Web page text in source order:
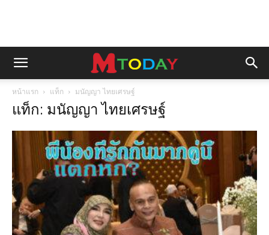
หน้าแรก แท็ก มนัญญา ไทยเศรษฐ์
แท็ก: มนัญญา ไทยเศรษฐ์